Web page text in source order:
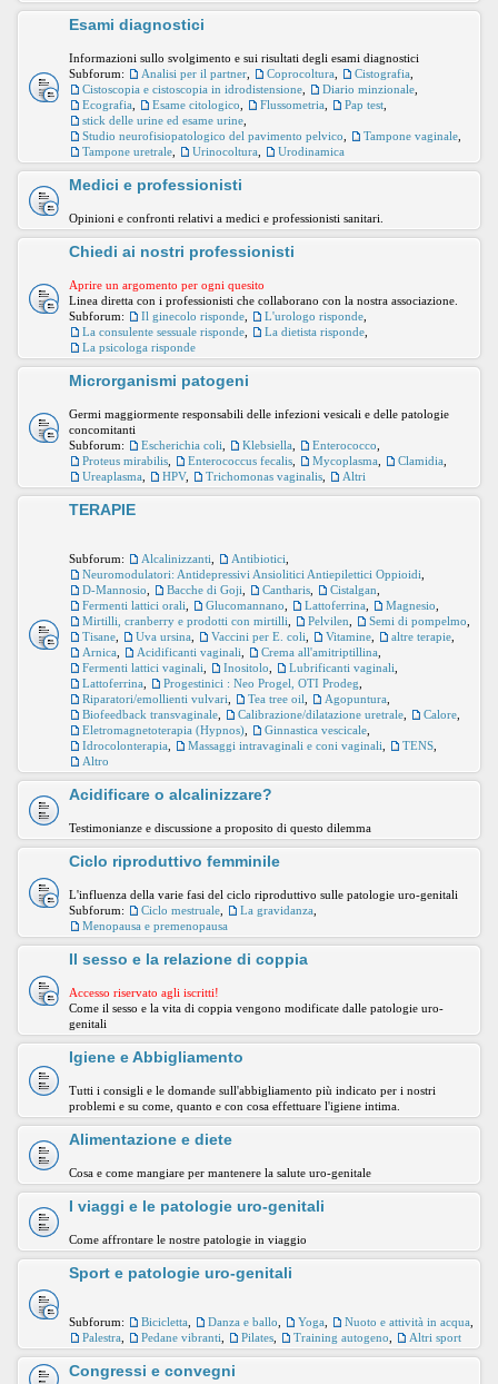
Esami diagnostici
Informazioni sullo svolgimento e sui risultati degli esami diagnostici
Subforum:
Analisi per il partner Coprocoltura Cistografia
Cistoscopia e cistoscopia in idrodistensione
Diario minzionale
Ecografia
Esame citologico Flussometria Pap test
stick delle urine ed esame urine
Studio neurofisiopatologico del pavimento pelvico
Tampone vaginale
Tampone uretrale
Urinocoltura Urodinamica
Medici e professionisti
Opinioni e confronti relativi a medici e professionisti sanitari.
Chiedi ai nostri professionisti
Aprire un argomento per ogni quesito
Linea diretta con i professionisti che collaborano con la nostra associazione.
Subforum:
Il ginecolo risponde L'urologo risponde
La consulente sessuale risponde
La dietista risponde
La psicologa risponde
Microrganismi patogeni
Germi maggiormente responsabili delle infezioni vesicali e delle patologie
concomitanti
Subforum:
Escherichia coli Klebsiella Enterococco
Proteus mirabilis
Enterococcus fecalis Mycoplasma Clamidia
Ureaplasma
HPV, Trichomonas vaginalis Altri
TERAPIE
Subforum: Alcalinizzanti Antibiotici
Neuromodulatori: Antidepressivi Ansiolitici Antiepilettici Oppioidi
D-Mannosio
Bacche di Goji Cantharis Cistalgan
Fermenti lattici orali
Glucomannano Lattoferrina Magnesio
Mirtilli, cranberry e prodotti con mirtilli
Pelvilen Semi di pompelmo
Tisane
Uva ursina Vaccini per E. coli Vitamine altre terapie
Arnica
Acidificanti vaginali Crema all'amitriptillina
Fermenti lattici vaginali
Inositolo Lubrificanti vaginali
Lattoferrina
Progestinici : Neo Progel, OTI Prodeg
Riparatori/emollienti vulvari
Tea tree oil Agopuntura
Biofeedback transvaginale
Calibrazione/dilatazione uretrale Calore
Eletromagnetoterapia (Hypnos)
Ginnastica vescicale
Idrocolonterapia
Massaggi intravaginali e coni vaginali TENS
Altro
Acidificare o alcalinizzare?
Testimonianze e discussione a proposito di questo dilemma
Ciclo riproduttivo femminile
L'influenza della varie fasi del ciclo riproduttivo sulle patologie uro-genitali
Subforum:
Ciclo mestruale La gravidanza
Menopausa e premenopausa
Il sesso e la relazione di coppia
Accesso riservato agli iscritti!
Come il sesso e la vita di coppia vengono modificate dalle patologie uro-
genitali
Igiene e Abbigliamento
Tutti i consigli e le domande sull'abbigliamento più indicato per i nostri
problemi e su come, quanto e con cosa effettuare l'igiene intima.
Alimentazione e diete
Cosa e come mangiare per mantenere la salute uro-genitale
I viaggi e le patologie uro-genitali
Come affrontare le nostre patologie in viaggio
Sport e patologie uro-genitali
Subforum: Bicicletta Danza e ballo Yoga Nuoto e attività in acqua
Palestra
Pedane vibranti Pilates Training autogeno Altri sport
Congressi e convegni